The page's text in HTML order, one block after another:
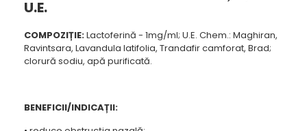
U.E.
COMPOZIȚIE:Lactoferină - 1mg/ml; U.E. Chem.: Maghiran,
Ravintsara, Lavandula latifolia, Trandafir camforat, Brad;
clorură sodiu, apă purificată.
BENEFICII/INDICAȚII: